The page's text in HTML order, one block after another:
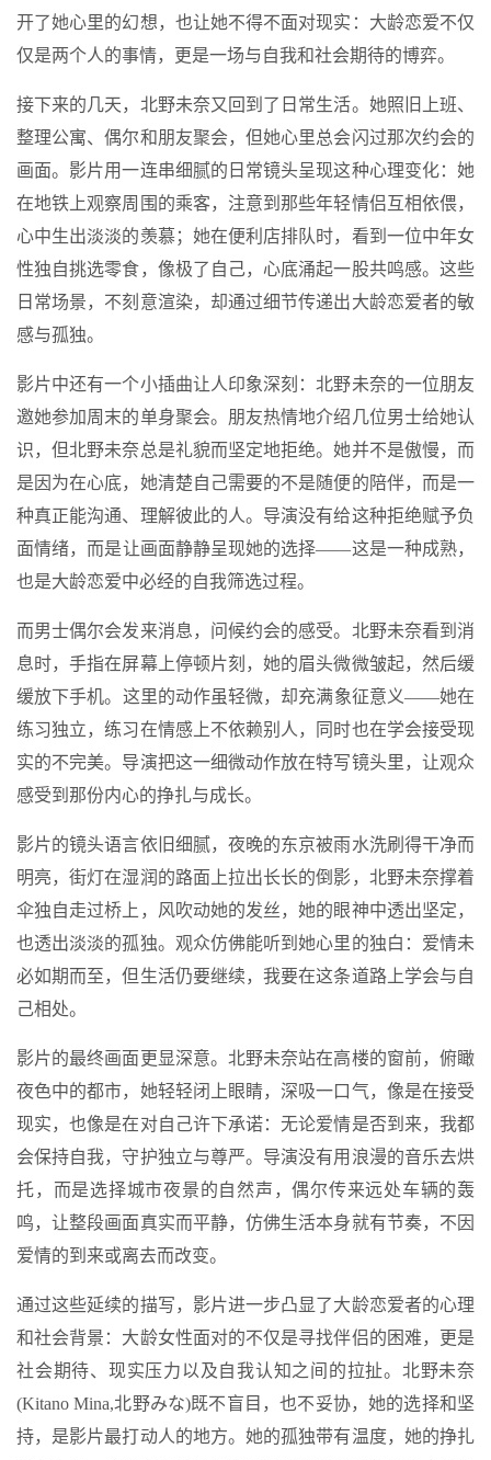
开了她心里的幻想，也让她不得不面对现实：大龄恋爱不仅
仅是两个人的事情，更是一场与自我和社会期待的博弈。
接下来的几天，北野未奈又回到了日常生活。她照旧上班、
整理公寓、偶尔和朋友聚会，但她心里总会闪过那次约会的
画面。影片用一连串细腻的日常镜头呈现这种心理变化：她
在地铁上观察周围的乘客，注意到那些年轻情侣互相依偎，
心中生出淡淡的羡慕；她在便利店排队时，看到一位中年女
性独自挑选零食，像极了自己，心底涌起一股共鸣感。这些
日常场景，不刻意渲染，却通过细节传递出大龄恋爱者的敏
感与孤独。
影片中还有一个小插曲让人印象深刻：北野未奈的一位朋友
邀她参加周末的单身聚会。朋友热情地介绍几位男士给她认
识，但北野未奈总是礼貌而坚定地拒绝。她并不是傲慢，而
是因为在心底，她清楚自己需要的不是随便的陪伴，而是一
种真正能沟通、理解彼此的人。导演没有给这种拒绝赋予负
面情绪，而是让画面静静呈现她的选择——这是一种成熟，
也是大龄恋爱中必经的自我筛选过程。
而男士偶尔会发来消息，问候约会的感受。北野未奈看到消
息时，手指在屏幕上停顿片刻，她的眉头微微皱起，然后缓
缓放下手机。这里的动作虽轻微，却充满象征意义——她在
练习独立，练习在情感上不依赖别人，同时也在学会接受现
实的不完美。导演把这一细微动作放在特写镜头里，让观众
感受到那份内心的挣扎与成长。
影片的镜头语言依旧细腻，夜晚的东京被雨水洗刷得干净而
明亮，街灯在湿润的路面上拉出长长的倒影，北野未奈撑着
伞独自走过桥上，风吹动她的发丝，她的眼神中透出坚定，
也透出淡淡的孤独。观众仿佛能听到她心里的独白：爱情未
必如期而至，但生活仍要继续，我要在这条道路上学会与自
己相处。
影片的最终画面更显深意。北野未奈站在高楼的窗前，俯瞰
夜色中的都市，她轻轻闭上眼睛，深吸一口气，像是在接受
现实，也像是在对自己许下承诺：无论爱情是否到来，我都
会保持自我，守护独立与尊严。导演没有用浪漫的音乐去烘
托，而是选择城市夜景的自然声，偶尔传来远处车辆的轰
鸣，让整段画面真实而平静，仿佛生活本身就有节奏，不因
爱情的到来或离去而改变。
通过这些延续的描写，影片进一步凸显了大龄恋爱者的心理
和社会背景：大龄女性面对的不仅是寻找伴侣的困难，更是
社会期待、现实压力以及自我认知之间的拉扯。北野未奈
(Kitano Mina,北野みな)既不盲目，也不妥协，她的选择和坚
持，是影片最打动人的地方。她的孤独带有温度，她的挣扎